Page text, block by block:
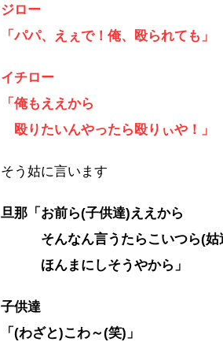
ジロー
「パパ、えぇで！俺、殴られても」
イチロー
「俺もええから
殴りたいんやったら殴りぃや！」
そう姑に言います
旦那「お前ら(子供達)ええから
そんなん言うたらこいつら(姑
ほんまにしそうやから」
子供達
「(わざと)こわ～(笑)」